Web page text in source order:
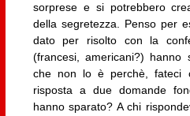
sorprese e si potrebbero
della segretezza. Penso per
dato per risolto con la
(francesi, americani?)
che non lo è perchè, fateci
risposta a due domande
hanno sparato? A chi